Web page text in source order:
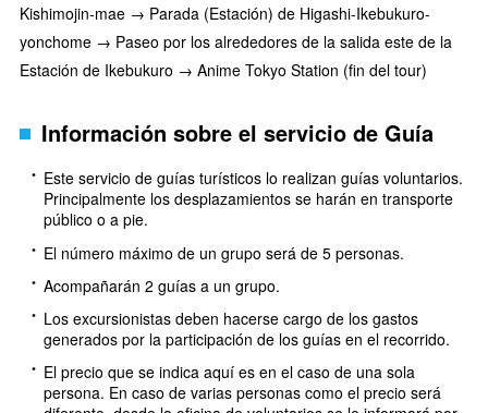
Kishimojin-mae → Parada (Estación) de Higashi-Ikebukuro-
yonchome → Paseo por los alrededores de la salida este de la
Estación de Ikebukuro → Anime Tokyo Station (fin del tour)
Información sobre el servicio de Guía
Este servicio de guías turísticos lo realizan guías voluntarios.
Principalmente los desplazamientos se harán en transporte
público o a pie.
El número máximo de un grupo será de 5 personas.
Acompañarán 2 guías a un grupo.
Los excursionistas deben hacerse cargo de los gastos
generados por la participación de los guías en el recorrido.
El precio que se indica aquí es en el caso de una sola
persona. En caso de varias personas como el precio será